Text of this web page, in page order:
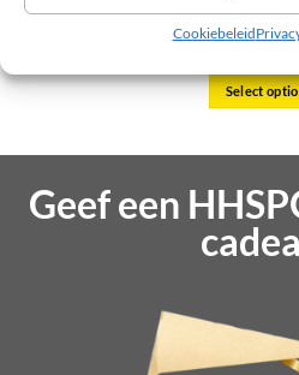
Cookiebeleid
Mondkapjes – Mondmaskers –
Wit
Select
Geef een